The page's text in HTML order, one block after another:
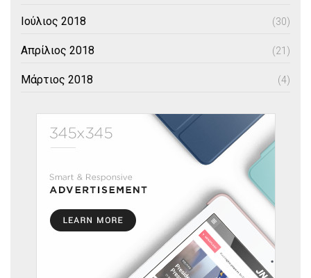
Ιούλιος 2018 (30)
Απρίλιος 2018 (21)
Μάρτιος 2018 (4)